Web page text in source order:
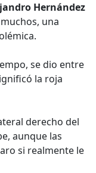
Hernández
una
se dio entre
la roja
derecho del
aunque las
si realmente le